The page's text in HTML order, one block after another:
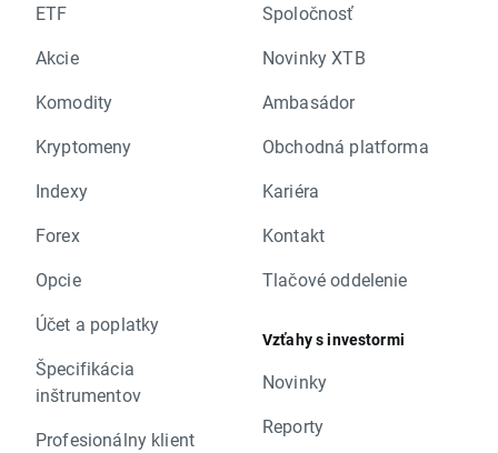
ETF
Akcie
Komodity
Kryptomeny
Indexy
Forex
Opcie
Účet a poplatky
Špecifikácia
inštrumentov
Profesionálny klient
Spoločnosť
Novinky XTB
Ambasádor
Obchodná platforma
Kariéra
Kontakt
Tlačové oddelenie
Vzťahy s investormi
Novinky
Reporty